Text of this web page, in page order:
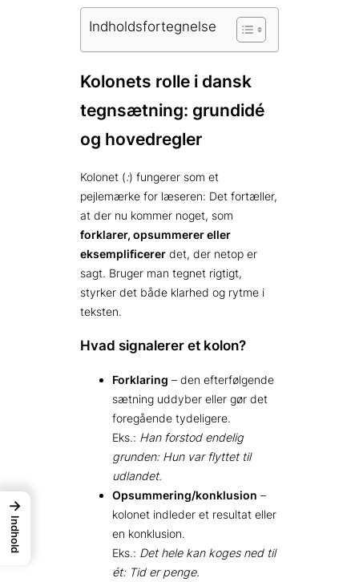
Indholdsfortegnelse
Kolonets rolle i dansk
tegnsætning: grundidé
og hovedregler
Kolonet (:) fungerer som et
pejlemærke for læseren: Det fortæller,
at der nu kommer noget, som
forklarer, opsummerer eller
eksemplificerer det, der netop er
sagt. Bruger man tegnet rigtigt,
styrker det både klarhed og rytme i
teksten.
Hvad signalerer et kolon?
Forklaring – den efterfølgende
sætning uddyber eller gør det
foregående tydeligere.
Eks.: Han forstod endelig
grunden: Hun var flyttet til
udlandet.
Opsummering/konklusion –
kolonet indleder et resultat eller
en konklusion.
Eks.: Det hele kan koges ned til
ét: Tid er penge.
→
Indhold